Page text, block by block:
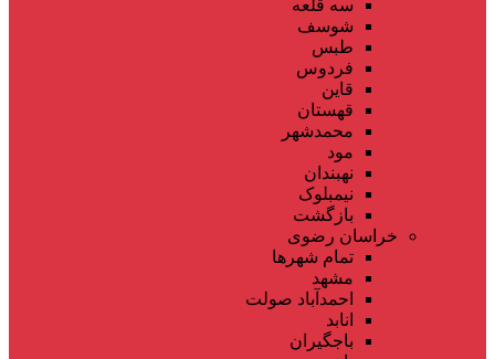
سه قلعه
شوسف
طبس
فردوس
قاین
قهستان
محمدشهر
مود
نهبندان
نیمبلوک
بازگشت
خراسان رضوی
تمام شهر‌ها
مشهد
احمدآباد صولت
انابد
باجگیران